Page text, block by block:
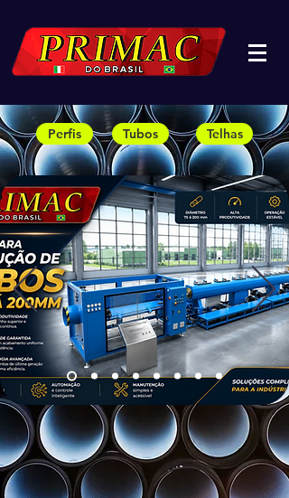
Perfis Tubos Telhas